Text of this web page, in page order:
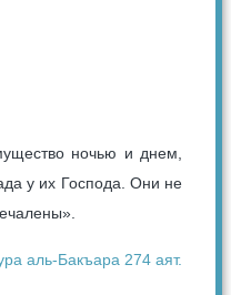
ночью и днем,
у их Господа. Они не
аль-Бакъара 274 аят.